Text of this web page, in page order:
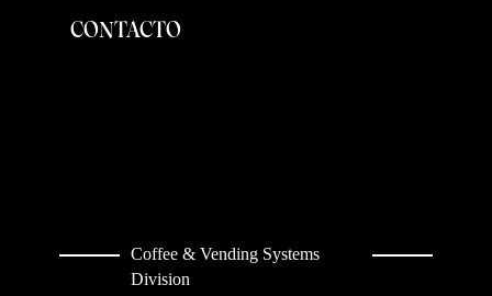
CONTACTO
Coffee & Vending Systems
Division